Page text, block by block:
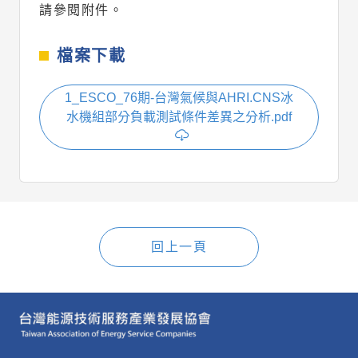
請參閱附件。
檔案下載
1_ESCO_76期-台灣氣候與AHRI.CNS冰
水機組部分負載測試條件差異之分析.pdf
回上一頁